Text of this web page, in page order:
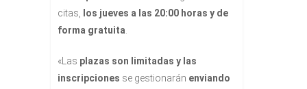
citas,
los jueves a las 20:00 horas y de
forma gratuita
«Las plazas son limitadas y las
inscripciones se gestionarán enviando